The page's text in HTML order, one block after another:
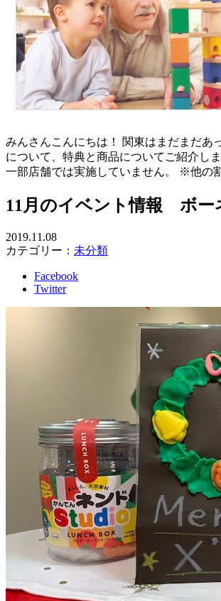
みんさんこんにちは！ 関東はまだまだあ
について、特典と商品についてご紹介し
一部店舗では実施していません。 ※他
11月のイベント情報 ボー
2019.11.08
カテゴリー： 未分類
Facebook
Twitter